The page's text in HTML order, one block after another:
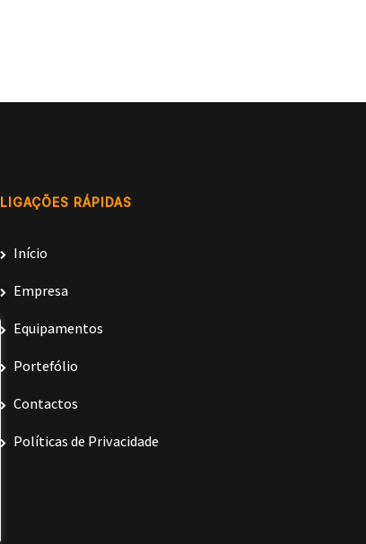
LIGAÇÕES RÁPIDAS
Início
Empresa
Equipamentos
Portefólio
Contactos
Políticas de Privacidade